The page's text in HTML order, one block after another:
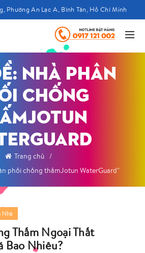
Phường An Lạc A, Bình Tân, Hồ Chí Minh
NHÀ PHÂN
CHỐNG
Trang chủ
phối chống thấmJotun WaterGuard"
Nhà
Thấm Ngoại Thất
Bao Nhiêu?